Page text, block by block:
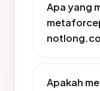
Apa yang
Apakah